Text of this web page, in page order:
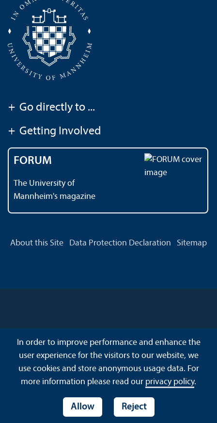
+ Go directly to ...
+ Getting Involved
FORUM
The University of
Mannheim's magazine
About this Site Data Protection Declaration Sitemap
In order to improve performance and enhance the
user experience for the visitors to our website, we
use cookies and store anonymous usage data. For
more information please read our privacy policy.
Allow Reject